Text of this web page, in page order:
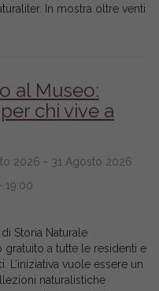
In mostra oltre venti
al Museo:
chi vive a
2026 - 31 Agosto 2026
19:00
Storia Naturale
gratuito a tutte le residenti e
L’iniziativa vuole essere un
naturalistiche